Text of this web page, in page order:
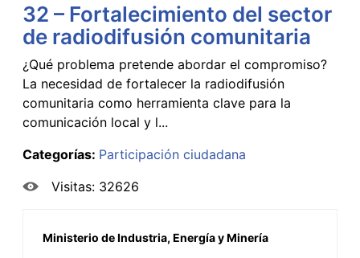
32 – Fortalecimiento del sector
de radiodifusión comunitaria
¿Qué problema pretende abordar el compromiso?
La necesidad de fortalecer la radiodifusión
comunitaria como herramienta clave para la
comunicación local y l...
Categorías: Participación ciudadana
Visitas: 32626
Ministerio de Industria, Energía y Minería